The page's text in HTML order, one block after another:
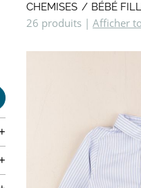
CHEMISES BÉBÉ
26 produits | Afficher